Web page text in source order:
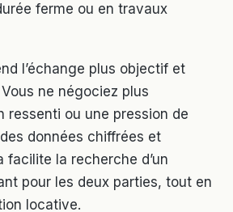
ferme ou en travaux
l’échange plus objectif et
ne négociez plus
ressenti ou une pression de
données chiffrées et
facilite la recherche d’un
pour les deux parties, tout en
locative.